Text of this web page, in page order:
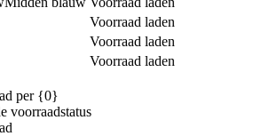
Voorraad laden
Voorraad laden
Voorraad laden
per {0}
voorraadstatus